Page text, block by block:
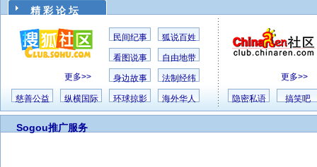
精 彩 论 坛
更多>>
民间纪事 狐说百姓
看图说事 自由地带
身边故事 法制经纬
慈善公益 纵横国际 环球掠影 海外华人
更多>>
隐密私语 搞笑吧
Sogou推广服务